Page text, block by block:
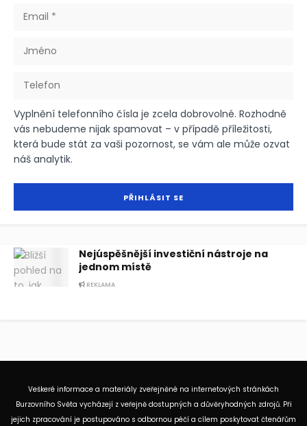
Vyplnění telefonního čísla je zcela dobrovolné. Rozhodně
vás nebudeme nijak spamovat – v případě příležitosti,
která bude stát za vaši pozornost, se vám ale může ozvat
náš analytik.
Nejúspěšnější investiční nástroje na
jednom místě
REKLAMA
Veškeré informace a materiály zveřejněné na internetových stránkách
Burzovního Světa vycházejí z veřejně dostupných a důvěryhodných zdrojů. Při
jejich zpracování je postupováno s odbornou péčí a cílem poskytovat čtenářům